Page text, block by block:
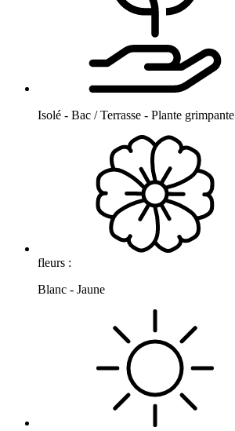
Isolé - Bac / Terrasse - Plante grimpante
fleurs :
Blanc - Jaune